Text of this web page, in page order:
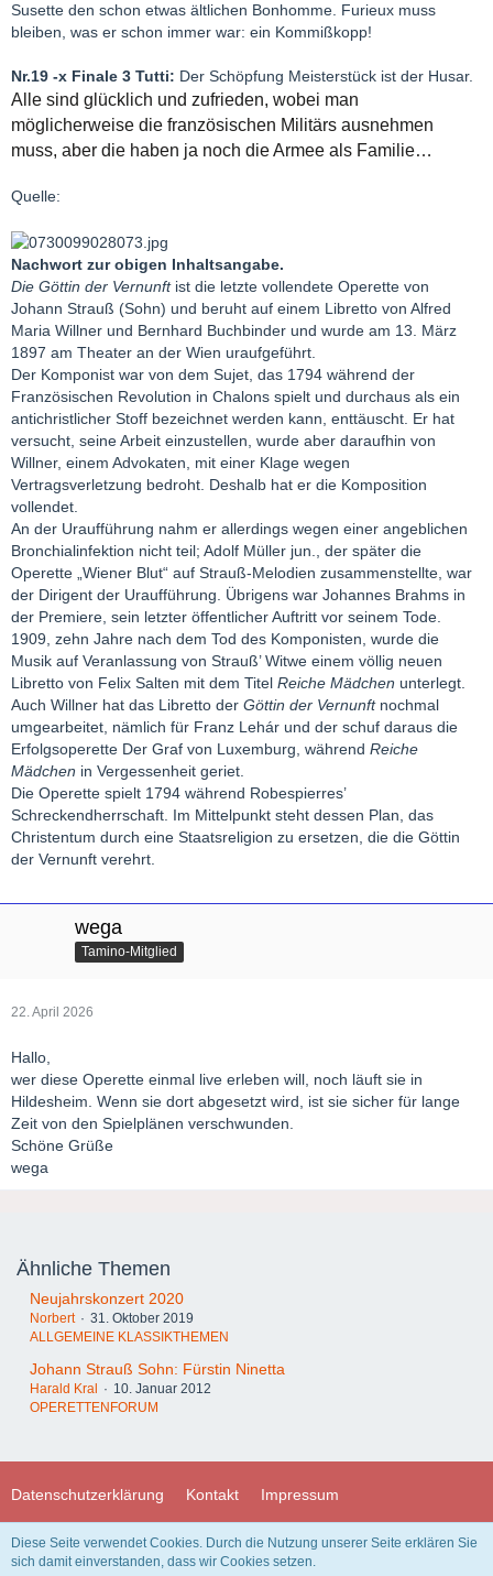
Susette den schon etwas ältlichen Bonhomme. Furieux muss
bleiben, was er schon immer war: ein Kommißkopp!
Nr.19 -x Finale 3 Tutti: Der Schöpfung Meisterstück ist der Husar.
Alle sind glücklich und zufrieden, wobei man
möglicherweise die französischen Militärs ausnehmen
muss, aber die haben ja noch die Armee als Familie…
Quelle:
Nachwort zur obigen Inhaltsangabe.
Die Göttin der Vernunftist die letzte vollendete Operette von
Johann Strauß (Sohn) und beruht auf einem Libretto von Alfred
Maria Willner und Bernhard Buchbinder und wurde am 13. März
1897 am Theater an der Wien uraufgeführt.
Der Komponist war von dem Sujet, das 1794 während der
Französischen Revolution in Chalons spielt und durchaus als ein
antichristlicher Stoff bezeichnet werden kann, enttäuscht. Er hat
versucht, seine Arbeit einzustellen, wurde aber daraufhin von
Willner, einem Advokaten, mit einer Klage wegen
Vertragsverletzung bedroht. Deshalb hat er die Komposition
vollendet.
An der Uraufführung nahm er allerdings wegen einer angeblichen
Bronchialinfektion nicht teil; Adolf Müller jun., der später die
Operette „Wiener Blut“ auf Strauß-Melodien zusammenstellte, war
der Dirigent der Uraufführung. Übrigens war Johannes Brahms in
der Premiere, sein letzter öffentlicher Auftritt vor seinem Tode.
1909, zehn Jahre nach dem Tod des Komponisten, wurde die
Musik auf Veranlassung von Strauß’ Witwe einem völlig neuen
Libretto von Felix Salten mit dem Titel Reiche Mädchen unterlegt.
Auch Willner hat das Libretto der Göttin der Vernunftnochmal
umgearbeitet, nämlich für Franz Lehár und der schuf daraus die
Erfolgsoperette Der Graf von Luxemburg, während Reiche
Mädchen in Vergessenheit geriet.
Die Operette spielt 1794 während Robespierres’
Schreckendherrschaft. Im Mittelpunkt steht dessen Plan, das
Christentum durch eine Staatsreligion zu ersetzen, die die Göttin
der Vernunft verehrt.
wega
Tamino-Mitglied
22. April 2026
Hallo,
wer diese Operette einmal live erleben will, noch läuft sie in
Hildesheim. Wenn sie dort abgesetzt wird, ist sie sicher für lange
Zeit von den Spielplänen verschwunden.
Schöne Grüße
wega
Ähnliche Themen
Neujahrskonzert 2020
Norbert
31. Oktober 2019
ALLGEMEINE KLASSIKTHEMEN
Johann Strauß Sohn: Fürstin Ninetta
Harald Kral
10. Januar 2012
OPERETTENFORUM
Datenschutzerklärung Kontakt Impressum
Community-Software:WoltLab Suite™ 3.1.29
Diese Seite verwendet Cookies. Durch die Nutzung unserer Seite erklären Sie
sich damit einverstanden, dass wir Cookies setzen.